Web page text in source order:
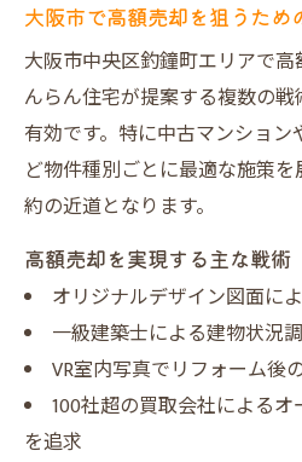
大阪市で高額売却を狙うため
大阪市中央区釣鐘町エリアで
んらん住宅が提案する複数の
有効です。特に中古マンショ
ど物件種別ごとに最適な施策
約の近道となります。
高額売却を実現する主な戦術
オリジナルデザイン図面に
一級建築士による建物状況
VR室内写真でリフォーム後
100社超の買取会社による
を追求